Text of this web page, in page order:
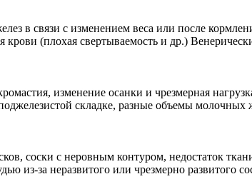
в связи с изменением веса или после
(плохая свертываемость и др.)
изменение осанки и чрезмерная
складке, разные объемы
соски с неровным контуром, недостаток
из-за неразвитого или чрезмерно развитого